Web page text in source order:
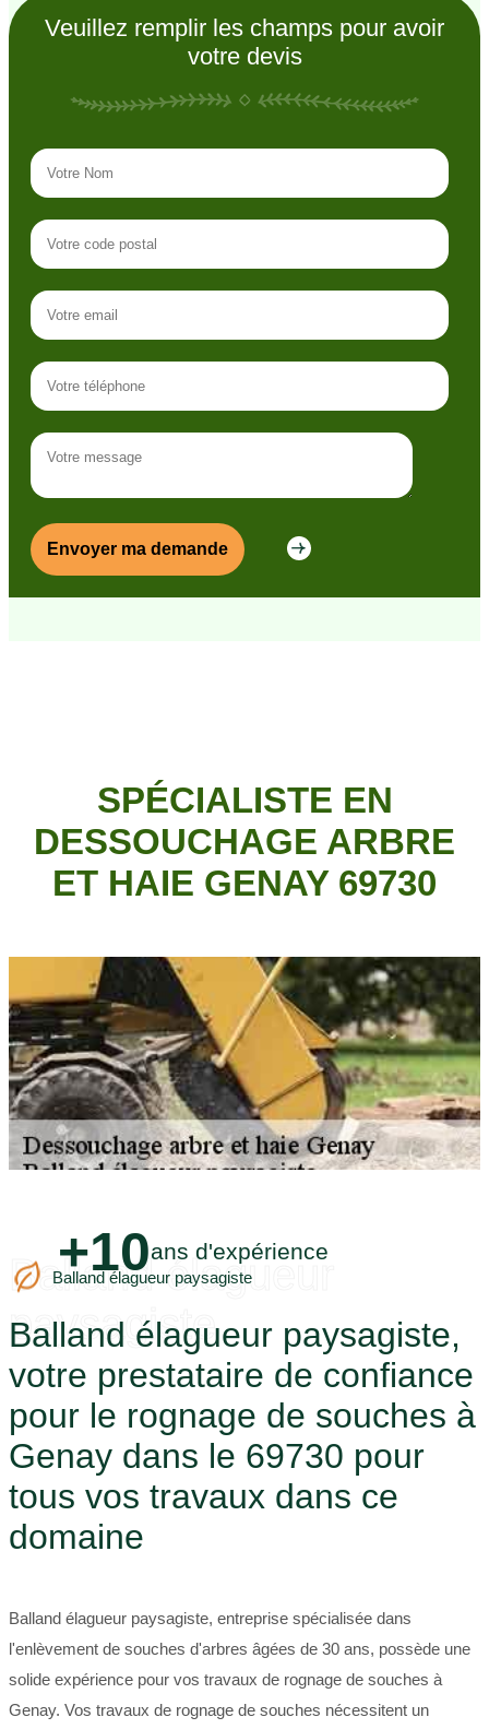
Veuillez remplir les champs pour avoir
votre devis
SPÉCIALISTE EN
DESSOUCHAGE ARBRE
ET HAIE GENAY 69730
+10ans d'expérience
Balland élagueur paysagiste
Balland élagueur
paysagiste
Balland élagueur paysagiste,
votre prestataire de confiance
pour le rognage de souches à
Genay dans le 69730 pour
tous vos travaux dans ce
domaine
Balland élagueur paysagiste, entreprise spécialisée dans
l'enlèvement de souches d'arbres âgées de 30 ans, possède une
solide expérience pour vos travaux de rognage de souches à
Genay. Vos travaux de rognage de souches nécessitent un